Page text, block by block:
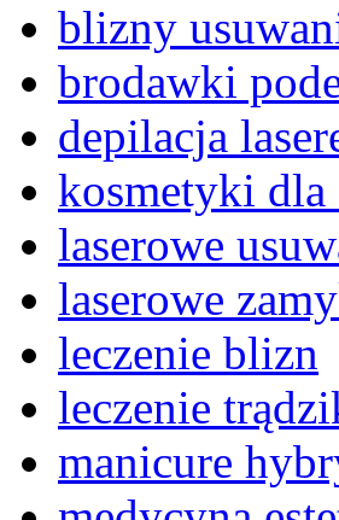
blizny
brodawki
depilacja
kosmetyki dla
laserowe
laserowe
leczenie blizn
leczenie
manicure